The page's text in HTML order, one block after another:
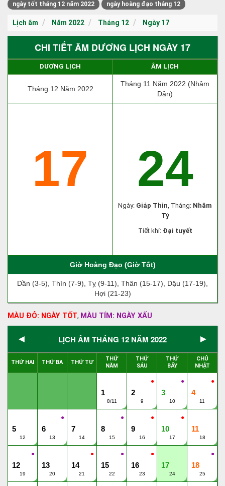
ngày tốt tháng 12 năm 2022
ngày hoàng đạo tháng 12
Lịch âm Năm 2022 Tháng 12 Ngày 17
CHI TIẾT ÂM DƯƠNG LỊCH NGÀY 17
DƯƠNG LỊCH ÂM LỊCH
Tháng 12 Năm 2022
Tháng 11 Năm 2022 (Nhâm
Dần)
17 24
Ngày: Giáp Thìn, Tháng: Nhâm
Tý
Tiết khí: Đại tuyết
Giờ Hoàng Đạo (Giờ Tốt)
Dần (3-5), Thìn (7-9), Tỵ (9-11), Thân (15-17), Dậu (17-19),
Hợi (21-23)
MÀU ĐỎ: NGÀY TỐT, MÀU TÍM: NGÀY XẤU
◄ LỊCH ÂM THÁNG 12 NĂM 2022 ►
THỨ HAI THỨ BA THỨ TƯ
THỨ
NĂM
THỨ
SÁU
THỨ
BẨY
CHỦ
NHẬT
1
8/11
●
2
9
●
3
10
●
4
11
5
12
●
6
13
7
14
●
8
15
●
9
16
●
10
17
11
18
●
12
19
13
20
●
14
21
●
15
22
●
16
23
17
24
●
18
25